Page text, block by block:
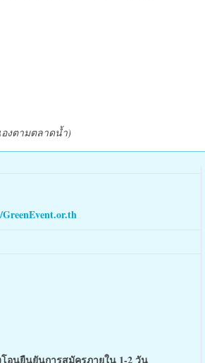
องตามตลาดน้ำ)
อนยืนยันการสมัครภายใน 1-2 วัน